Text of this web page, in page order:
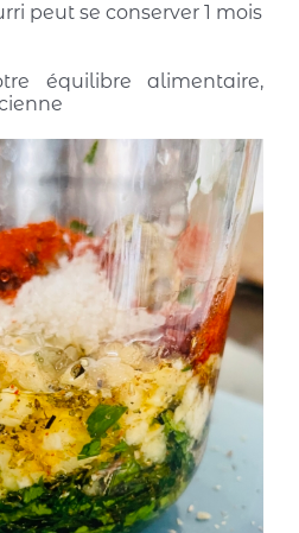
peut se conserver 1 mois
équilibre alimentaire,